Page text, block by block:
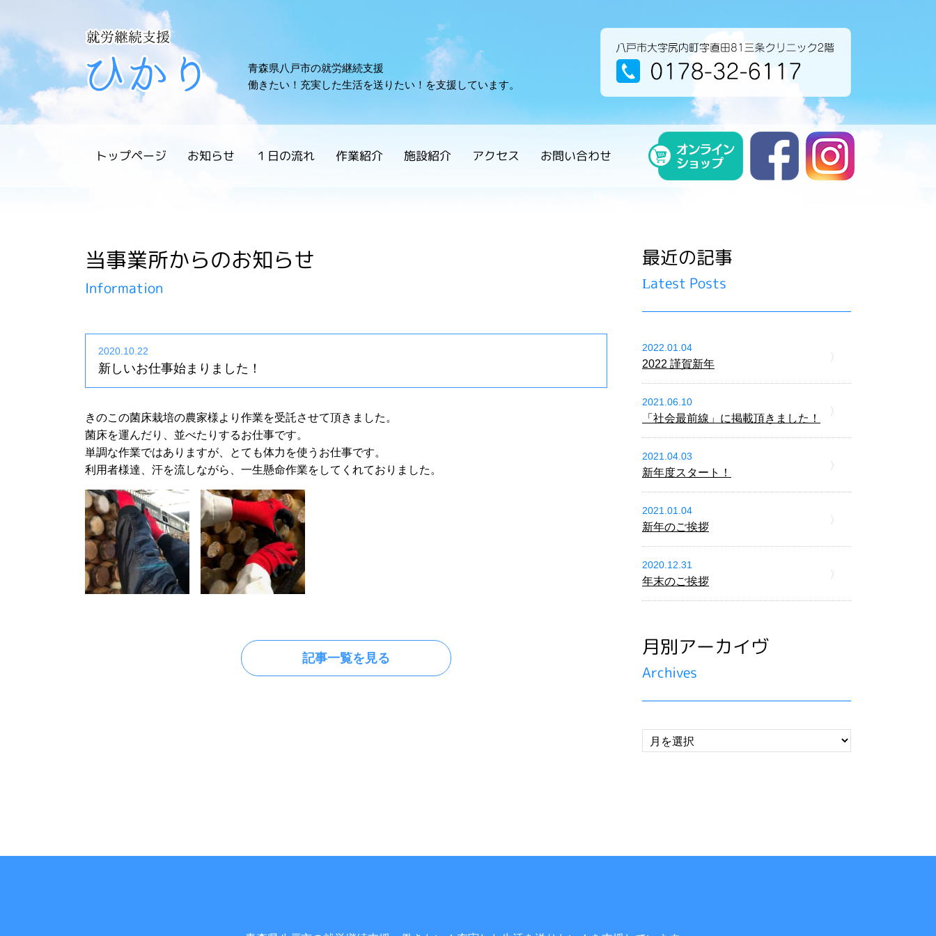
青森県八戸市の就労継続支援
働きたい！充実した生活を送りたい！を支援しています。
トップページ お知らせ １日の流れ 作業紹介 施設紹介 アクセス お問い合わせ
当事業所からのお知らせ
Information
2020.10.22
新しいお仕事始まりました！
きのこの菌床栽培の農家様より作業を受託させて頂きました。
菌床を運んだり、並べたりするお仕事です。
単調な作業ではありますが、とても体力を使うお仕事です。
利用者様達、汗を流しながら、一生懸命作業をしてくれておりました。
記事一覧を見る
最近の記事
Latest Posts
2022.01.04
2022 謹賀新年
2021.06.10
「社会最前線」に掲載頂きました！
2021.04.03
新年度スタート！
2021.01.04
新年のご挨拶
2020.12.31
年末のご挨拶
月別アーカイヴ
Archives